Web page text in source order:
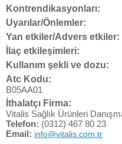
Kontrendikasyonları:
Uyarılar/Önlemler:
Yan etkiler/Advers etkiler:
İlaç etkileşimleri:
Kullanım şekli ve dozu:
Atc Kodu:
B05AA01
İthalatçı Firma:
Vitalis Sağlık Ürünleri
Telefon: (0312) 467 80 23
Email: info@vitalis.com.tr